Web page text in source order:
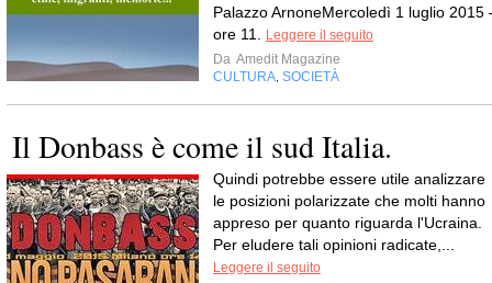
Palazzo ArnoneMercoledì 1 luglio 2015
ore 11.
Leggere il seguito
Da Amedit Magazine
CULTURA SOCIETÀ
Il Donbass è come il sud Italia.
Quindi potrebbe essere utile analizzare
le posizioni polarizzate che molti hanno
appreso per quanto riguarda l'Ucraina.
Per eludere tali opinioni radicate,...
Leggere il seguito